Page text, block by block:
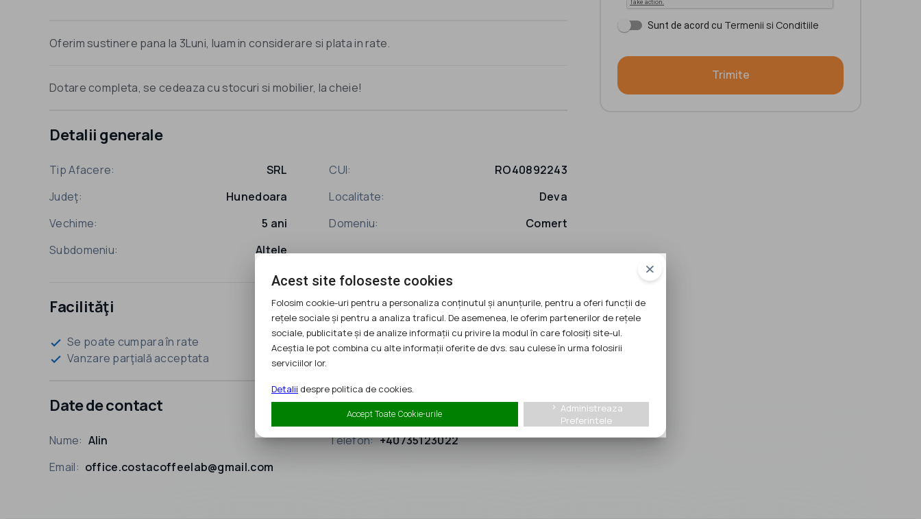
Oferim sustinere pana la 3Luni, luam in considerare si plata in rate.
Dotare completa, se cedeaza cu stocuri si mobilier, la cheie!
Detalii generale
Tip Afacere: SRL CUI:
RO40892243
Judeţ:
Hunedoara Localitate:
Deva
Vechime:
5 ani Domeniu:
Comert
Subdomeniu:
Altele
Facilităţi
check Se poate cumpara în rate Ofera sprijin cumpărătorului
check Vanzare parţială acceptata
Date de contact
Nume: Alin Telefon: +40735123022
Email: office.costacoffeelab@gmail.com
Sunt de acord cu Termenii si Conditiile
Trimite
Acest site foloseste cookies
Folosim cookie-uri pentru a personaliza conținutul și anunțurile, pentru a oferi funcții de
rețele sociale și pentru a analiza traficul. De asemenea, le oferim partenerilor de rețele
sociale, publicitate și de analize informații cu privire la modul în care folosiți site-ul.
Aceștia le pot combina cu alte informații oferite de dvs. sau culese în urma folosirii
serviciilor lor.
Detalii despre politica de cookies.
Accept Toate Cookie-urile
keyboard_arrow_right
Administreaza
Preferintele